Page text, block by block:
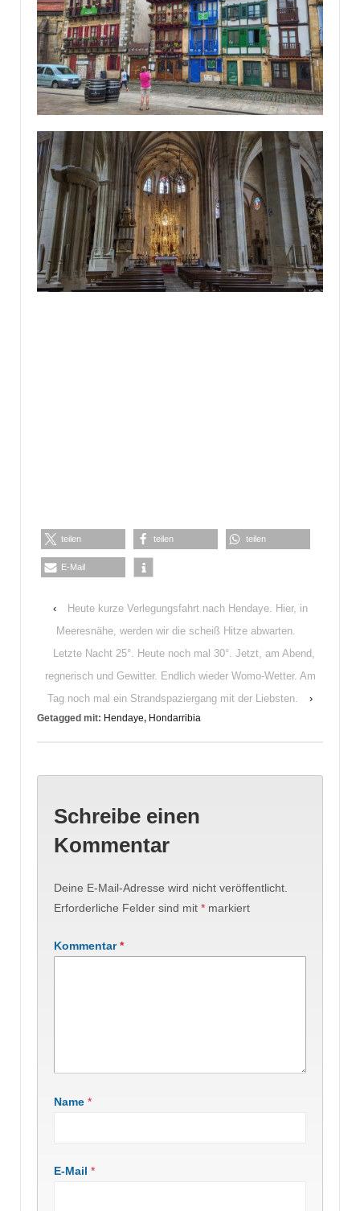
teilen teilen teilen
E-Mail
‹
Heute kurze Verlegungsfahrt nach Hendaye. Hier, in
Meeresnähe, werden wir die scheiß Hitze abwarten.
Letzte Nacht 25°. Heute noch mal 30°. Jetzt, am Abend,
regnerisch und Gewitter. Endlich wieder Womo-Wetter. Am
Tag noch mal ein Strandspaziergang mit der Liebsten.
›
Getagged mit: Hendaye, Hondarribia
Schreibe einen
Kommentar
Deine E-Mail-Adresse wird nicht veröffentlicht.
Erforderliche Felder sind mit * markiert
Kommentar*
Name *
E-Mail *